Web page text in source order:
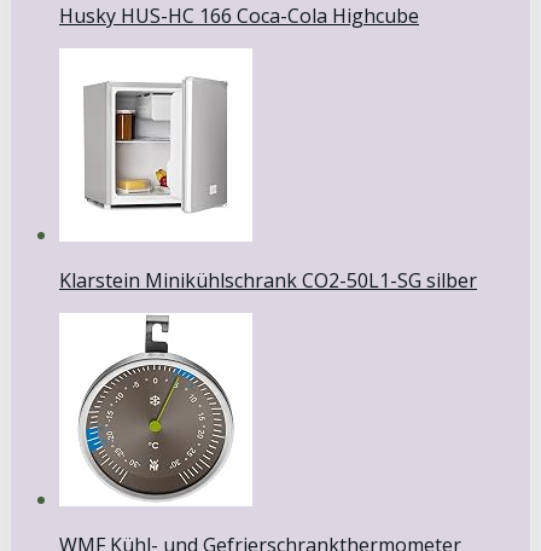
Husky HUS-HC 166 Coca-Cola Highcube
Klarstein Minikühlschrank CO2-50L1-SG silber
WMF Kühl- und Gefrierschrankthermometer